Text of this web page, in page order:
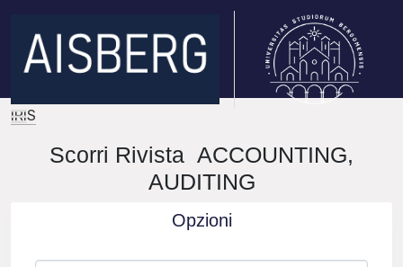
IRIS
Scorri Rivista ACCOUNTING,
AUDITING
Opzioni